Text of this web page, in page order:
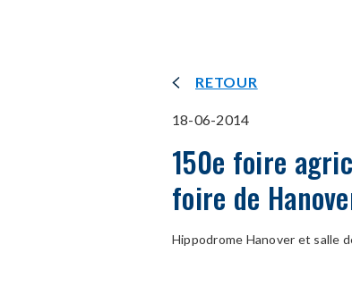
RETOUR
18-06-2014
150e foire
foire de
Hippodrome Hanover et salle